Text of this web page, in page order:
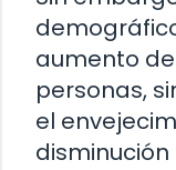
aumento
personas,
el